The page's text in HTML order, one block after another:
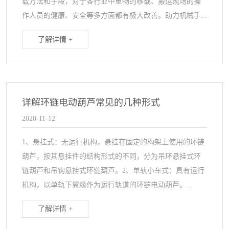
作人员的健康、安全等多方面都有极大改善。助力机械手...
了解详情 +
详解环链电动葫芦常见的几种形式
2020-11-12
1、悬挂式：无运行机构，悬挂在固定的构架上使用的环链
葫芦，按其悬挂件的结构形式的不同，分为吊环悬挂式环
链葫芦和吊钩悬挂式环链葫芦。2、单轨小车式：具有运行
机构，以单轨下翼缘作为运行轨道的环链电动葫芦。...
了解详情 +